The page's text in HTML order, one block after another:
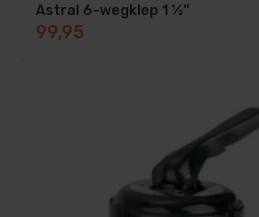
Astral 6-wegklep 1 ½”
99,95